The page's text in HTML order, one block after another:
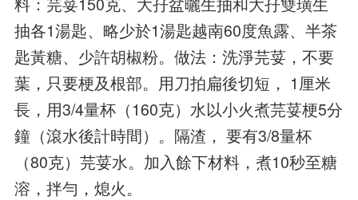
抽各1湯匙、略少於1湯匙越南60度魚露、半茶
匙黃糖、少許胡椒粉。做法：洗淨芫荽，不要
葉，只要梗及根部。用刀拍扁後切短， 1厘米
長，用3/4量杯（160克）水以小火煮芫荽梗5分
鐘（滾水後計時間）。隔渣， 要有3/8量杯
（80克）芫荽水。加入餘下材料，煮10秒至糖
溶，拌勻，熄火。